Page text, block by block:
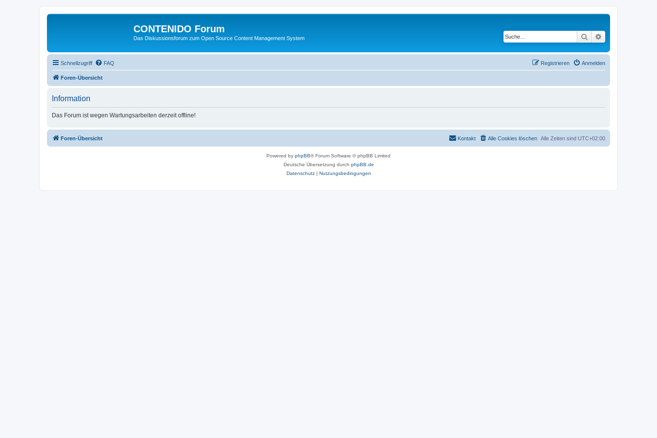
CONTENIDO Forum
Das Diskussionsforum zum Open Source Content Management System Suche
Schnellzugriff FAQ Anmelden
Registrieren
Foren-Übersicht
Information
Das Forum ist wegen Wartungsarbeiten derzeit offline!
Foren-Übersicht Alle Zeiten sind UTC+02:00
Alle Cookies löschen
Kontakt
Powered by phpBB® Forum Software © phpBB Limited
Deutsche Übersetzung durch phpBB.de
Datenschutz| Nutzungsbedingungen